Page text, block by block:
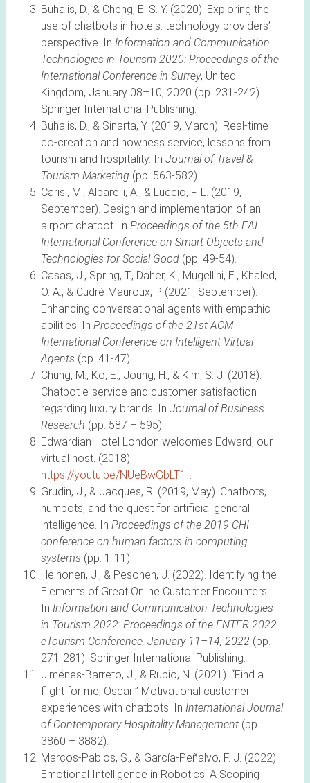
Buhalis, D., & Cheng, E. S. Y. (2020). Exploring the
use of chatbots in hotels: technology providers’
perspective. In Information and Communication
Technologies in Tourism 2020: Proceedings of the
International Conference in Surrey, United
Kingdom, January 08–10, 2020 (pp. 231-242).
Springer International Publishing.
Buhalis, D., & Sinarta, Y. (2019, March). Real-time
co-creation and nowness service, lessons from
tourism and hospitality. In Journal of Travel &
Tourism Marketing (pp. 563-582).
Carisi, M., Albarelli, A., & Luccio, F. L. (2019,
September). Design and implementation of an
airport chatbot. In Proceedings of the 5th EAI
International Conference on Smart Objects and
Technologies for Social Good(pp. 49-54).
Casas, J., Spring, T., Daher, K., Mugellini, E., Khaled,
O. A., & Cudré-Mauroux, P. (2021, September).
Enhancing conversational agents with empathic
abilities. In Proceedings of the 21st ACM
International Conference on Intelligent Virtual
Agents (pp. 41-47).
Chung, M., Ko, E., Joung, H., & Kim, S. J. (2018).
Chatbot e-service and customer satisfaction
regarding luxury brands. In Journal of Business
Research (pp. 587 – 595).
Edwardian Hotel London welcomes Edward, our
virtual host. (2018).
https://youtu.be/NUeBwGbLT1I
Grudin, J., & Jacques, R. (2019, May). Chatbots,
humbots, and the quest for artificial general
intelligence. In Proceedings of the 2019 CHI
conference on human factors in computing
systems (pp. 1-11).
Heinonen, J., & Pesonen, J. (2022). Identifying the
Elements of Great Online Customer Encounters.
In Information and Communication Technologies
in Tourism 2022: Proceedings of the ENTER 2022
eTourism Conference, January 11–14, 2022 (pp.
271-281). Springer International Publishing.
Jiménes-Barreto, J., & Rubio, N. (2021). “Find a
flight for me, Oscar!” Motivational customer
experiences with chatbots. In International Journal
of Contemporary Hospitality Management (pp.
3860 – 3882).
Marcos-Pablos, S., & García-Peñalvo, F. J. (2022).
Emotional Intelligence in Robotics: A Scoping